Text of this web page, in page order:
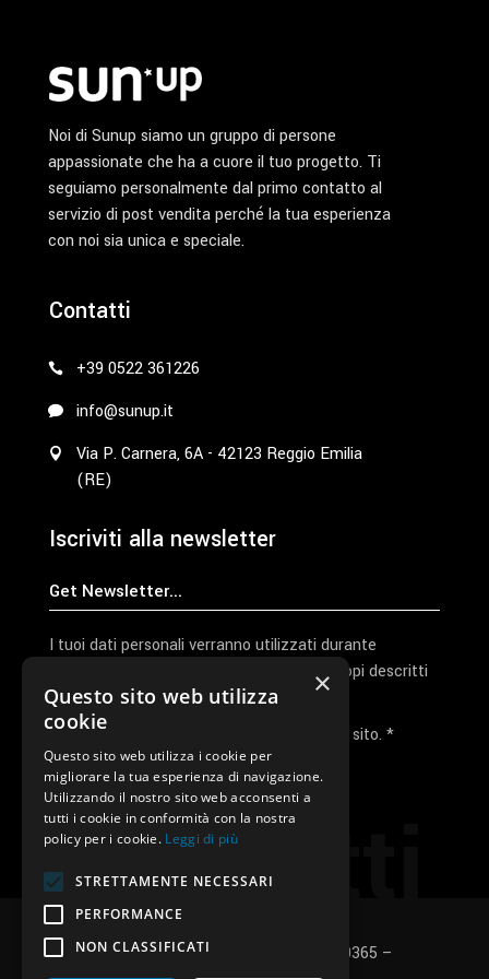
Contatti
Noi di Sunup siamo un gruppo di persone
appassionate che ha a cuore il tuo progetto. Ti
seguiamo personalmente dal primo contatto al
servizio di post vendita perché la tua esperienza
con noi sia unica e speciale.
Contatti
+39 0522 361226
info@sunup.it
Via P. Carnera, 6A - 42123 Reggio Emilia
(RE)
Iscriviti alla newsletter
I tuoi dati personali verranno utilizzati durante
l'elaborazione della richiesta e per altri scopi descritti
nella nostraprivacy policy
Ho letto e accetto la privacy policy del sito. *
Invia I Dati
SUNUP S.r.l. – P.Iva e C.F.: 03496530365 –
×
Questo sito web utilizza
cookie
Questo sito web utilizza i cookie per
migliorare la tua esperienza di navigazione.
Utilizzando il nostro sito web acconsenti a
tutti i cookie in conformità con la nostra
policy per i cookie. Leggi di più
STRETTAMENTE NECESSARI
PERFORMANCE
NON CLASSIFICATI